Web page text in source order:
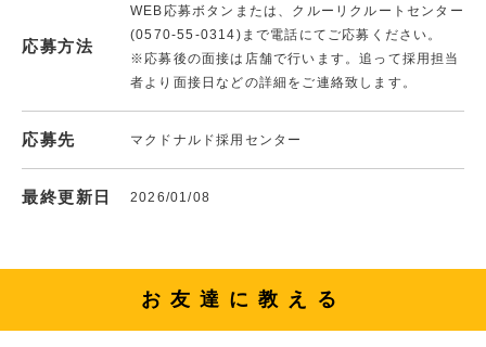
応募方法
WEB応募ボタンまたは、クルーリクルートセンター
(0570-55-0314)まで電話にてご応募ください。
※応募後の面接は店舗で行います。追って採用担当
者より面接日などの詳細をご連絡致します。
応募先 マクドナルド採用センター
最終更新日 2026/01/08
お友達に教える